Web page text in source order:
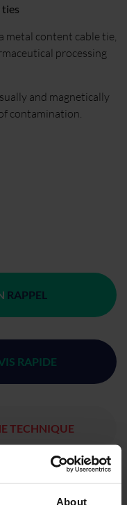
About
metal content cable tie,
processing
and magnetically
contamination.
RAPPEL
RAPIDE
TECHNIQUE